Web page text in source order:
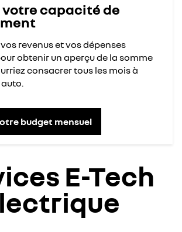
votre capacité de
revenus et vos dépenses
obtenir un aperçu de la somme
consacrer tous les mois à
budget mensuel
E-Tech